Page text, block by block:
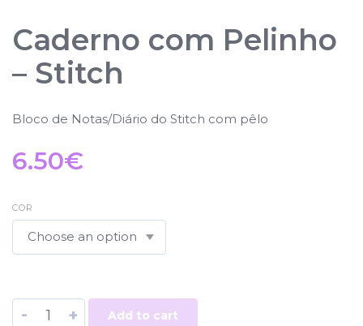
Caderno com Pelinho
– Stitch
Bloco de Notas/Diário do Stitch com pêlo
6.50€
COR
- + Add to cart